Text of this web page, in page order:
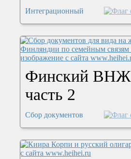
Интеграционный
Финский ВНЖ
часть 2
Сбор документов